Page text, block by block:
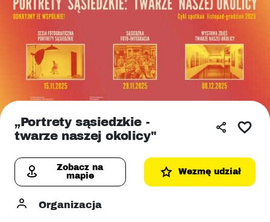
„Portrety sąsiedzkie -
twarze naszej okolicy"
Zobacz na
mapie
Wezmę udział
Organizacja